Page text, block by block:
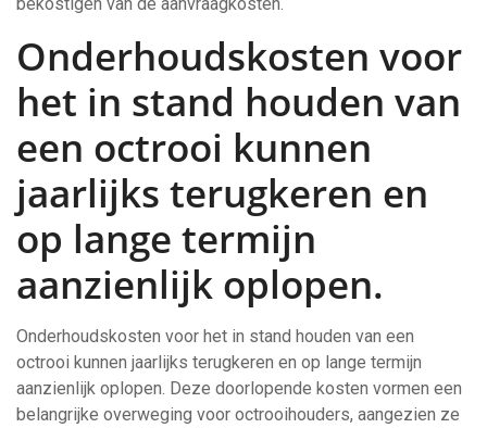
Onderhoudskosten voor
het in stand houden van
een octrooi kunnen
jaarlijks terugkeren en
op lange termijn
aanzienlijk oplopen.
Onderhoudskosten voor het in stand houden van een
octrooi kunnen jaarlijks terugkeren en op lange termijn
aanzienlijk oplopen. Deze doorlopende kosten vormen een
belangrijke overweging voor octrooihouders, aangezien ze